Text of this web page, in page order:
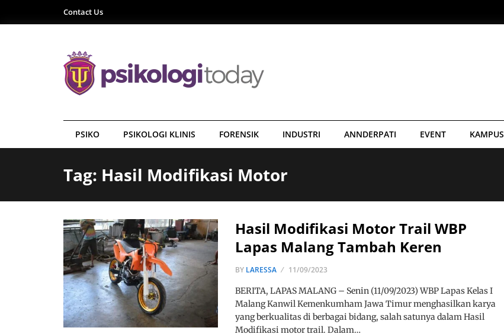
Contact Us
PSIKO PSIKOLOGI KLINIS FORENSIK INDUSTRI ANNDERPATI EVENT KAMPUS
Tag: Hasil Modifikasi Motor
Hasil Modifikasi Motor Trail WBP
Lapas Malang Tambah Keren
BY LARESSA 11/09/2023
BERITA, LAPAS MALANG – Senin (11/09/2023) WBP Lapas Kelas I
Malang Kanwil Kemenkumham Jawa Timur menghasilkan karya
yang berkualitas di berbagai bidang, salah satunya dalam Hasil
Modifikasi motor trail. Dalam…